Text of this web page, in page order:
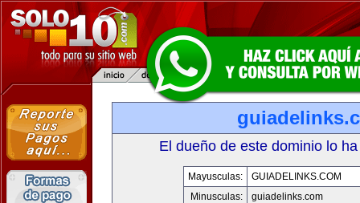
El dueño de este dominio lo
Mayusculas:
GUIADELINKS.COM
Minusculas:
guiadelinks.com